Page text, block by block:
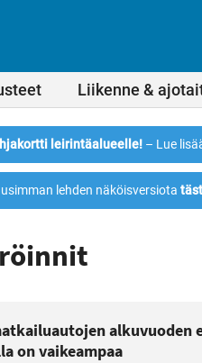
Liikenne &
leirintäalueelle! – Lue
lehden näköisversiota
on vaikeampaa